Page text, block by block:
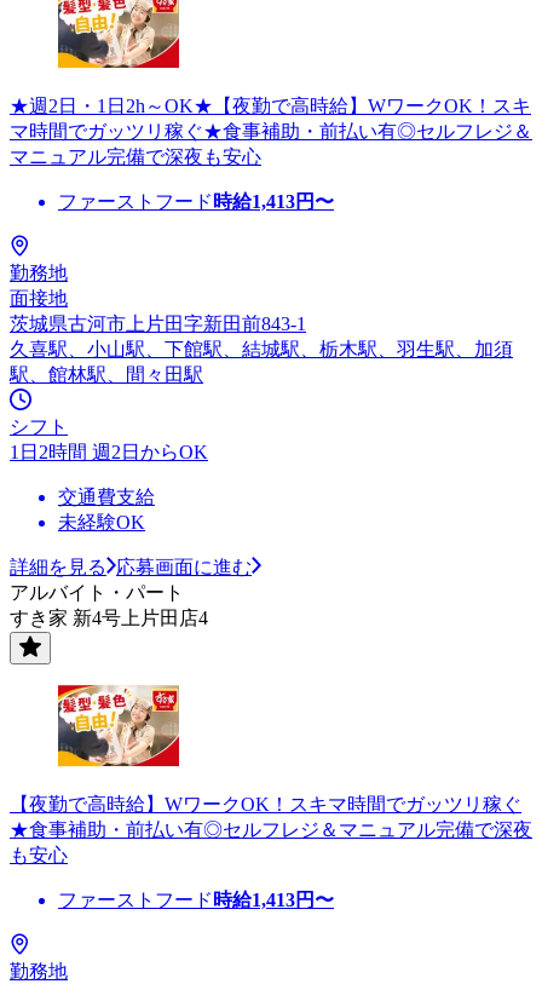
★週2日・1日2h～OK★【夜勤で高時給】WワークOK！スキ
マ時間でガッツリ稼ぐ★食事補助・前払い有◎セルフレジ＆
マニュアル完備で深夜も安心
ファーストフード 時給1,413円〜
勤務地
面接地
茨城県古河市上片田字新田前843-1
久喜駅、小山駅、下館駅、結城駅、栃木駅、羽生駅、加須
駅、館林駅、間々田駅
シフト
1日2時間 週2日からOK
交通費支給
未経験OK
詳細を見る
応募画面に進む
アルバイト・パート
すき家 新4号上片田店4
【夜勤で高時給】WワークOK！スキマ時間でガッツリ稼ぐ
★食事補助・前払い有◎セルフレジ＆マニュアル完備で深夜
も安心
ファーストフード 時給1,413円〜
勤務地